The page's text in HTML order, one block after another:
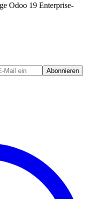
Odoo 19 Enterprise-
Abonnieren